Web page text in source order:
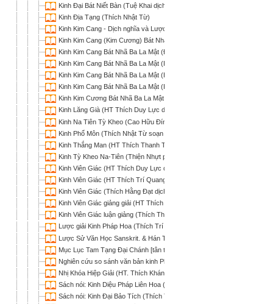
Kinh Đại Bát Niết Bàn (Tuệ Khai dịch)
Kinh Địa Tạng (Thích Nhật Từ)
Kinh Kim Cang - Dịch nghĩa và Lược giải (HT Thích Thiện Hoa)
Kinh Kim Cang (Kim Cương) Bát Nhã Ba La Mật (Nhiều Dịch Giả)
Kinh Kim Cang Bát Nhã Ba La Mật (Đoàn Trung Còn & Nguyễn Minh
Kinh Kim Cang Bát Nhã Ba La Mật (HT Thích Duy Lực dịch)
Kinh Kim Cang Bát Nhã Ba La Mật (HT Thích Thiện Hoa dịch)
Kinh Kim Cang Bát Nhã Ba La Mật (HT Thích Trí Tịnh dịch)
Kinh Kim Cương Bát Nhã Ba La Mật (Tỷ kheo Trí Quang dịch)
Kinh Lăng Già (HT Thích Duy Lực dịch)
Kinh Na Tiên Tỳ Kheo (Cao Hữu Ðính dịch)
Kinh Phổ Môn (Thích Nhật Từ soạn dịch)
Kinh Thắng Man (HT Thích Thanh Từ dịch)
Kinh Tỳ Kheo Na-Tiên (Thiện Nhựt phỏng dịch và tìm hiểu)
Kinh Viên Giác (HT Thích Duy Lực dịch)
Kinh Viên Giác (HT Thích Trí Quang dịch)
Kinh Viên Giác (Thích Hằng Đạt dịch)
Kinh Viên Giác giảng giải (HT Thích Thanh Từ)
Kinh Viên Giác luận giảng (Thích Thông Huệ)
Lược giải Kinh Pháp Hoa (Thích Trí Quảng)
Lược Sử Văn Học Sanskrit. & Hán Tạng Phật Giáo (Thích Kiên Định)
Mục Lục Tam Tạng Đại Chánh [tân tu Đại Tạng Kinh] (Thích Nhật Từ
Nghiên cứu so sánh văn bản kinh Pháp Cú chữ Hán và chữ Pali (Thích
Nhị Khóa Hiệp Giải (HT. Thích Khánh Anh dịch)
Sách nói: Kinh Diệu Pháp Liên Hoa (Thích Trí Tịnh dịch)
Sách nói: Kinh Đại Bảo Tích (Thích Trí Tịnh dịch)